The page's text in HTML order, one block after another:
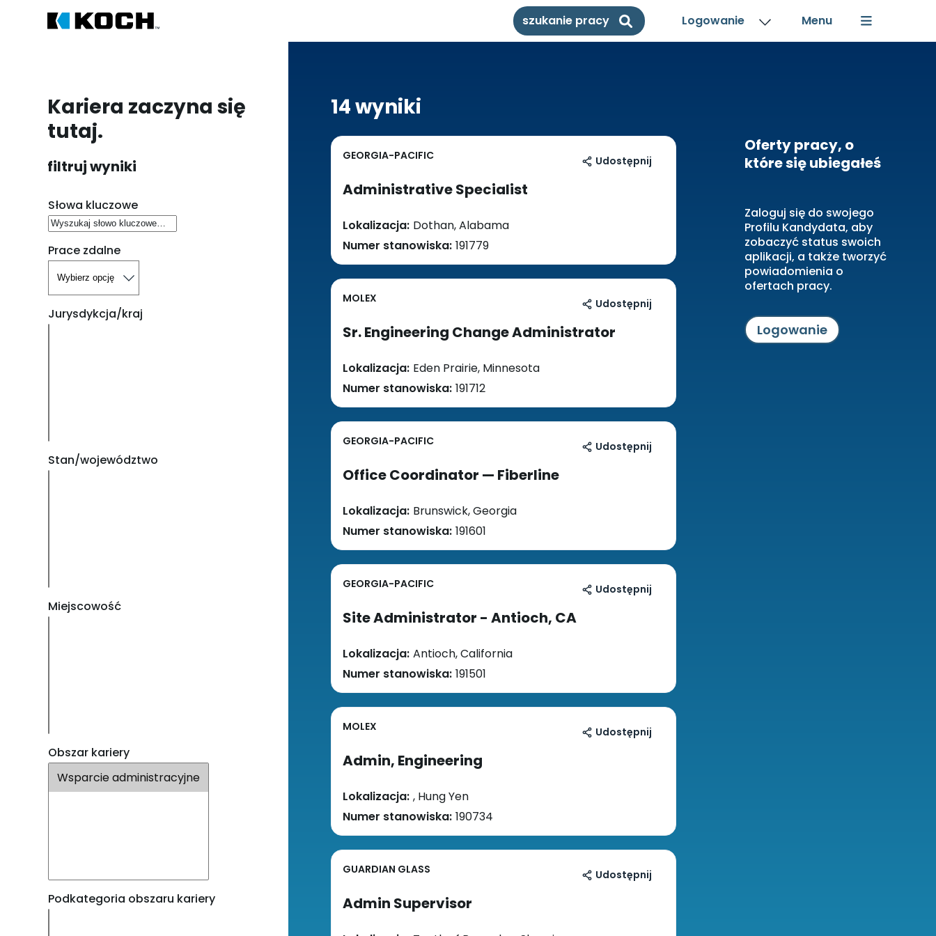
szukanie pracy Logowanie
Kariera zaczyna się
tutaj.
filtruj wyniki
Szukaj wakatów
Słowa kluczowe
Prace zdalne
Jurysdykcja/kraj
Stan/województwo
Miejscowość
Obszar kariery
Podkategoria obszaru kariery
14 wyniki
GEORGIA-PACIFIC Udostępnij
Administrative Specialist
Lokalizacja: Dothan, Alabama
Numer stanowiska: 191779
MOLEX Udostępnij
Sr. Engineering Change Administrator
Lokalizacja: Eden Prairie, Minnesota
Numer stanowiska: 191712
GEORGIA-PACIFIC Udostępnij
Office Coordinator — Fiberline
Lokalizacja: Brunswick, Georgia
Numer stanowiska: 191601
GEORGIA-PACIFIC Udostępnij
Site Administrator - Antioch, CA
Lokalizacja: Antioch, California
Numer stanowiska: 191501
MOLEX Udostępnij
Admin, Engineering
Lokalizacja: , Hung Yen
Numer stanowiska: 190734
GUARDIAN GLASS Udostępnij
Admin Supervisor
Oferty pracy, o
które się ubiegałeś
Zaloguj się do swojego
Profilu Kandydata, aby
zobaczyć status swoich
aplikacji, a także tworzyć
powiadomienia o
ofertach pracy.
Logowanie